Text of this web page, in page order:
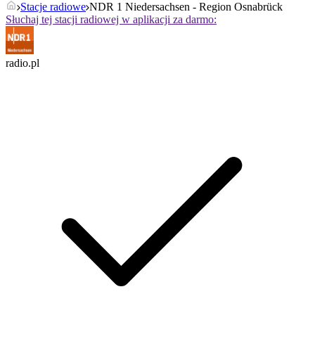
Stacje radiowe NDR 1 Niedersachsen - Region Osnabrück
Słuchaj tej stacji radiowej w aplikacji za darmo:
radio.pl